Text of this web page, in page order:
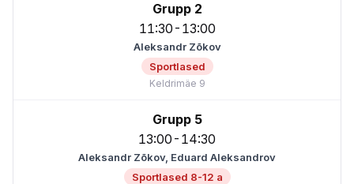
11:30-13:00
Grupp 2
Sportlased
Aleksandr Zõkov
Keldrimäe 9
13:00-14:30
Grupp 5
Sportlased 8-12 a
Aleksandr Zõkov, Eduard Aleksandrov